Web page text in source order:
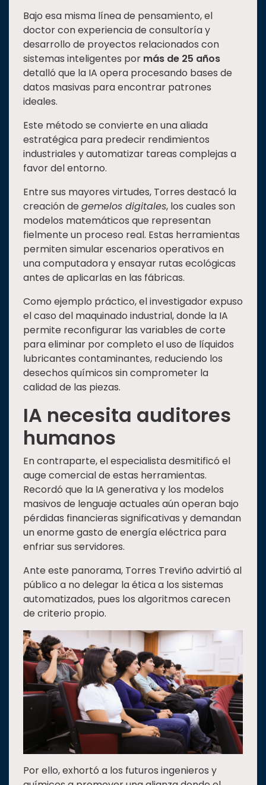
Bajo esa misma línea de pensamiento, el
doctor con experiencia de consultoría y
desarrollo de proyectos relacionados con
sistemas inteligentes por más de 25 años
detalló que la IA opera procesando bases de
datos masivas para encontrar patrones
ideales.
Este método se convierte en una aliada
estratégica para predecir rendimientos
industriales y automatizar tareas complejas a
favor del entorno.
Entre sus mayores virtudes, Torres destacó la
creación degemelos digitales, los cuales son
modelos matemáticos que representan
fielmente un proceso real. Estas herramientas
permiten simular escenarios operativos en
una computadora y ensayar rutas ecológicas
antes de aplicarlas en las fábricas.
Como ejemplo práctico, el investigador expuso
el caso del maquinado industrial, donde la IA
permite reconfigurar las variables de corte
para eliminar por completo el uso de líquidos
lubricantes contaminantes, reduciendo los
desechos químicos sin comprometer la
calidad de las piezas.
IA necesita auditores
humanos
En contraparte, el especialista desmitificó el
auge comercial de estas herramientas.
Recordó que la IA generativa y los modelos
masivos de lenguaje actuales aún operan bajo
pérdidas financieras significativas y demandan
un enorme gasto de energía eléctrica para
enfriar sus servidores.
Ante este panorama, Torres Treviño advirtió al
público a no delegar la ética a los sistemas
automatizados, pues los algoritmos carecen
de criterio propio.
Por ello, exhortó a los futuros ingenieros y